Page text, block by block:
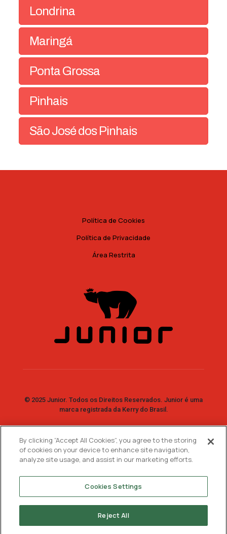
Londrina
Maringá
Ponta Grossa
Pinhais
São José dos Pinhais
Política de Cookies
Política de Privacidade
Área Restrita
© 2025 Junior. Todos os Direitos Reservados. Junior é uma
marca registrada da Kerry do Brasil.
Fale Conosco
WhatsApp: 11 99744-2447
By clicking “Accept All Cookies”, you agree to the storing
of cookies on your device to enhance site navigation,
analyze site usage, and assist in our marketing efforts.
Cookies Settings
Reject All